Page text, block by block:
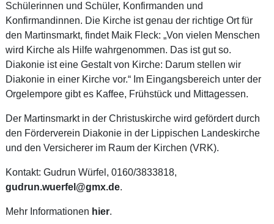
Schülerinnen und Schüler, Konfirmanden und
Konfirmandinnen. Die Kirche ist genau der richtige Ort für
den Martinsmarkt, findet Maik Fleck: „Von vielen Menschen
wird Kirche als Hilfe wahrgenommen. Das ist gut so.
Diakonie ist eine Gestalt von Kirche: Darum stellen wir
Diakonie in einer Kirche vor.“ Im Eingangsbereich unter der
Orgelempore gibt es Kaffee, Frühstück und Mittagessen.
Der Martinsmarkt in der Christuskirche wird gefördert durch
den Förderverein Diakonie in der Lippischen Landeskirche
und den Versicherer im Raum der Kirchen (VRK).
Kontakt: Gudrun Würfel, 0160/3833818,
gudrun.wuerfel@gmx.de.
Mehr Informationen hier.